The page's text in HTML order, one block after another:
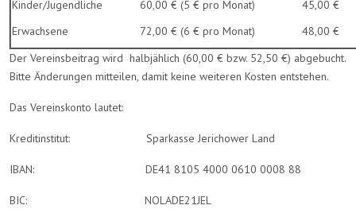
Kinder/Jugendliche
60,00 € (5 € pro Monat)
45,00 €
Erwachsene
72,00 € (6 € pro Monat)
48,00 €
Der Vereinsbeitrag wird halbjählich (60,00 € bzw. 52,50 €) abgebucht.
Bitte Änderungen mitteilen, damit keine weiteren Kosten entstehen.
Das Vereinskonto lautet:
Kreditinstitut: Sparkasse Jerichower Land
IBAN: DE41 8105 4000 0610 0008 88
BIC: NOLADE21JEL